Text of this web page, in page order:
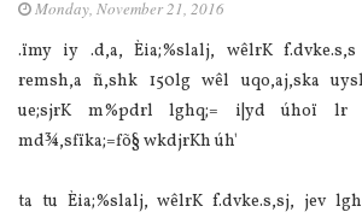
Monday, November 21, 2016
.ïmy iy .d,a, Èia;%slalj, wêlrK
remsh,a ñ,shk 150lg wêl uqo,aj,ska
ue;sjrK m%pdrl lghq;= i|yd úhoï lr
md¾,sfïka;=fõ§ wkdjrKh úh'
ta tu Èia‍;%slalj, wêlrK f.dvke.s,sj, jev